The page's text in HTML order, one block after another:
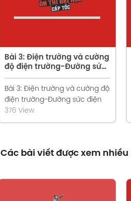
Bài 3: Điện trường và cường
độ điện trường-Đường sức
điện
Bài 3: Điện trường và cường độ
điện trường-Đường sức điện
376 View
Các bài viết được xem nhiều